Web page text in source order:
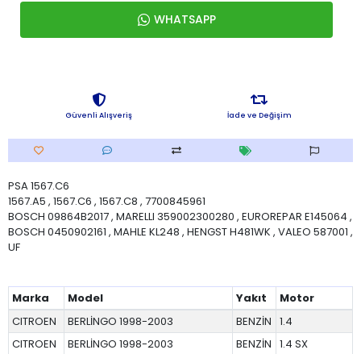
WHATSAPP
Güvenli Alışveriş İade ve Değişim
PSA 1567.C6
1567.A5 , 1567.C6 , 1567.C8 , 7700845961
BOSCH 09864B2017 , MARELLI 359002300280 , EUROREPAR E145064 ,
BOSCH 0450902161 , MAHLE KL248 , HENGST H481WK , VALEO 587001 ,
UF
Marka Model Yakıt
Motor
CITROEN
BERLİNGO 1998-2003 BENZİN 1.4
CITROEN
BERLİNGO 1998-2003 BENZİN 1.4 SX